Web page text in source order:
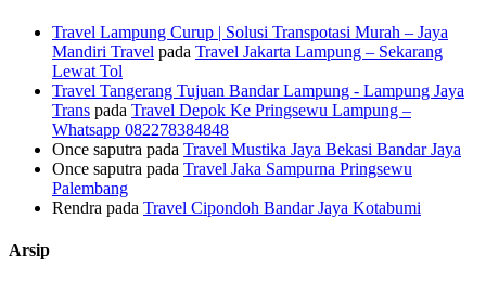
Travel Lampung Curup | Solusi Transpotasi Murah – Jaya
Mandiri Travel pada Travel Jakarta Lampung – Sekarang
Lewat Tol
Travel Tangerang Tujuan Bandar Lampung - Lampung Jaya
Trans pada Travel Depok Ke Pringsewu Lampung –
Whatsapp 082278384848
Once saputra pada Travel Mustika Jaya Bekasi Bandar Jaya
Once saputra pada Travel Jaka Sampurna Pringsewu
Palembang
Rendra pada Travel Cipondoh Bandar Jaya Kotabumi
Arsip